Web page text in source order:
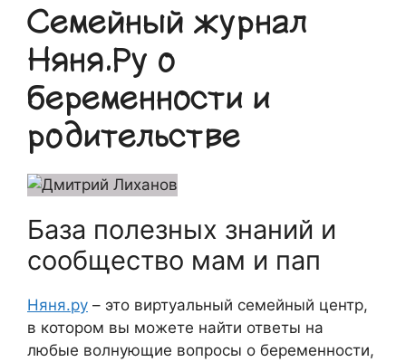
Семейный журнал
Няня.Ру о
беременности и
родительстве
База полезных знаний и
сообщество мам и пап
Няня.ру – это виртуальный семейный центр,
в котором вы можете найти ответы на
любые волнующие вопросы о беременности,